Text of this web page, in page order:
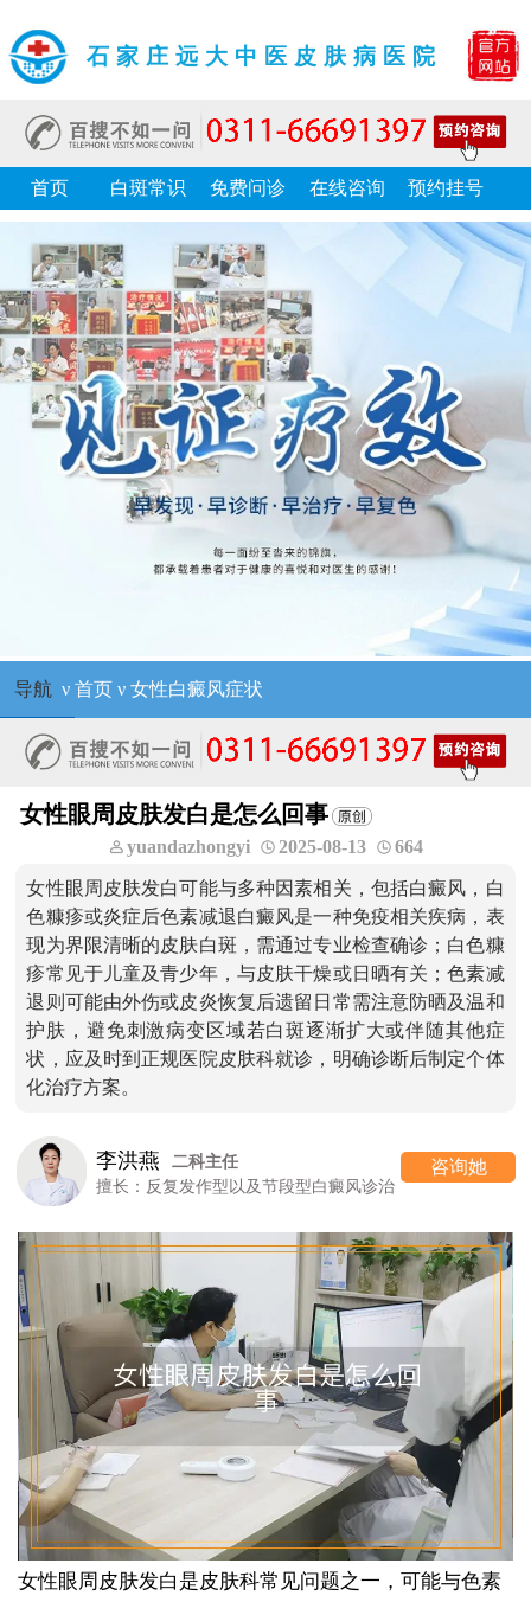
石家庄远大中医皮肤病医院
首页 白斑常识 免费问诊 在线咨询 预约挂号
导航 ν 首页ν 女性白癜风症状
女性眼周皮肤发白是怎么回事
yuandazhongyi 2025-08-13 664
女性眼周皮肤发白可能与多种因素相关，包括白癜风，白
色糠疹或炎症后色素减退白癜风是一种免疫相关疾病，表
现为界限清晰的皮肤白斑，需通过专业检查确诊；白色糠
疹常见于儿童及青少年，与皮肤干燥或日晒有关；色素减
退则可能由外伤或皮炎恢复后遗留日常需注意防晒及温和
护肤，避免刺激病变区域若白斑逐渐扩大或伴随其他症
状，应及时到正规医院皮肤科就诊，明确诊断后制定个体
化治疗方案。
李洪燕
二科主任
擅长：反复发作型以及节段型白癜风诊治
咨询她
女性眼周皮肤发白是皮肤科常见问题之一，可能与色素